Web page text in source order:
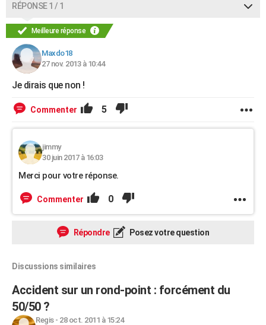
FORUM
Bricolage
Lifestyle
Culture
Sport
Auto
Television
Voyage
Cinema
RÉPONSE 1 / 1
Meilleure réponse
Maxdo18
27 nov. 2013 à 10:44
Je dirais que non !
Commenter 5
jimmy
30 juin 2017 à 16:03
Merci pour votre réponse.
Commenter 0
Répondre Posez votre question
Discussions similaires
Accident sur un rond-point : forcément du
50/50 ?
Regis- 28 oct. 2011 à 15:24